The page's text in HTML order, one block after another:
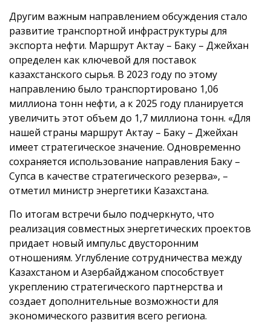
Другим важным направлением обсуждения стало
развитие транспортной инфраструктуры для
экспорта нефти. Маршрут Актау – Баку – Джейхан
определен как ключевой для поставок
казахстанского сырья. В 2023 году по этому
направлению было транспортировано 1,06
миллиона тонн нефти, а к 2025 году планируется
увеличить этот объем до 1,7 миллиона тонн. «Для
нашей страны маршрут Актау – Баку – Джейхан
имеет стратегическое значение. Одновременно
сохраняется использование направления Баку –
Супса в качестве стратегического резерва», –
отметил министр энергетики Казахстана.
По итогам встречи было подчеркнуто, что
реализация совместных энергетических проектов
придает новый импульс двусторонним
отношениям. Углубление сотрудничества между
Казахстаном и Азербайджаном способствует
укреплению стратегического партнерства и
создает дополнительные возможности для
экономического развития всего региона.